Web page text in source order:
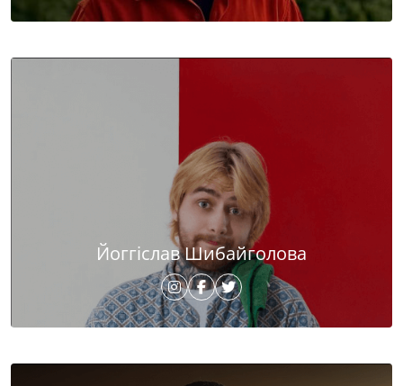
Йоггіслав Шибайголова